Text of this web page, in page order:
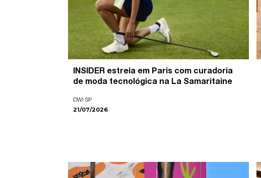
INSIDER estreia em Paris com curadoria
de moda tecnológica na La Samaritaine
DW! SP
21/07/2026